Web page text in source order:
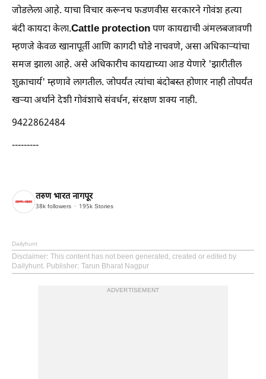
जोडलेला आहे. याचा विचार करूनच फडणवीस सरकारने गोवंश हत्या
बंदी कायदा केला.Cattle protectionपण कायद्याची अंमलबजावणी
म्हणजे केवळ खानापूर्ती आणि कागदी घोडे नाचवणे, असा अधिकाऱ्यांचा
समज झाला आहे. असे अधिकारीच कायद्याच्या आड येणारे 'झारीतील
शुक्राचार्य' म्हणावे लागतील. जोपर्यंत त्यांचा बंदोबस्त होणार नाही तोपर्यंत
खऱ्या अर्थाने देशी गोवंशाचे संवर्धन, संरक्षण शक्य नाही.
9422862484
---------
तरुण भारत नागपूर
38k followers 195k Stories
Dailyhunt
Disclaimer: This content has not been generated, created or edited by
Dailyhunt. Publisher: Tarun Bharat Nagpur
ADVERTISEMENT